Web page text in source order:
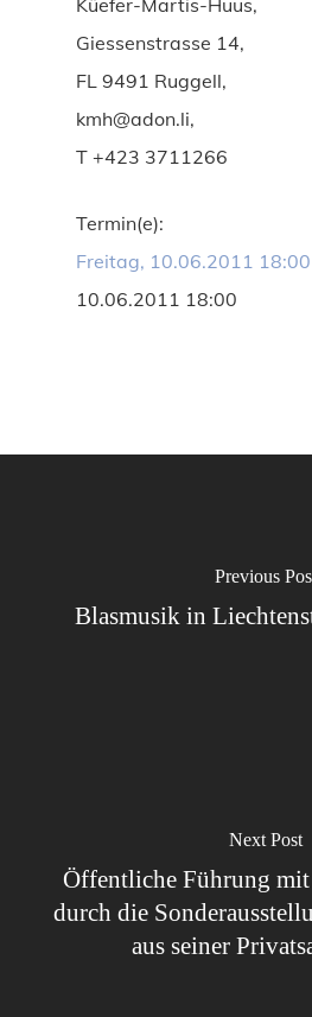
Küefer-Martis-Huus,
Giessenstrasse 14,
FL 9491 Ruggell,
kmh@adon.li,
T +423 3711266
Termin(e):
Freitag, 10.06.2011 18:00
10.06.2011 18:00
Previous
Blasmusik in
Next Post
Öffentliche Führung
durch die
aus seiner